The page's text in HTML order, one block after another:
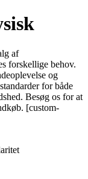
af
forskellige behov.
og
for både
Besøg os for at
[custom-